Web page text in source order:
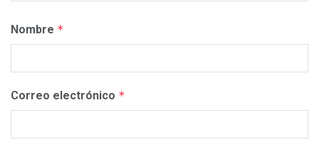
Nombre *
Correo electrónico *